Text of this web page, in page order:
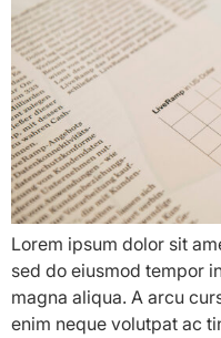
Lorem ipsum dolor sit
sed do eiusmod tempor
magna aliqua. A arcu
enim neque volutpat ac